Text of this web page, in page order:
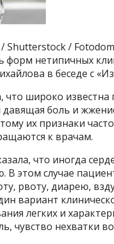
Shutterstock / Fotodom
форм нетипичных
в беседе с
что широко
давящая боль и
их признаки
к врачам.
что иногда
этом случае
рвоту, диарею,
вариант
легких и
чувство нехватки